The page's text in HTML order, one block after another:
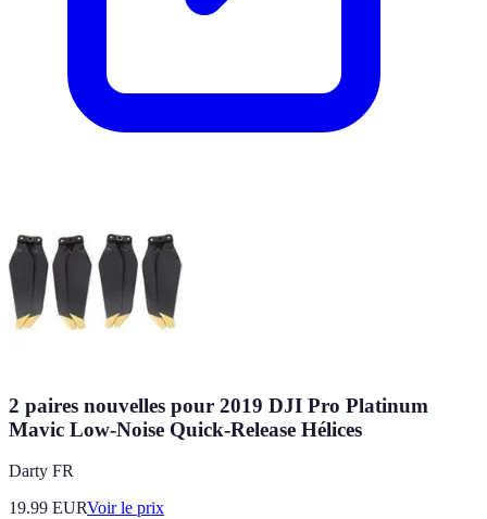
2 paires nouvelles pour 2019 DJI Pro Platinum
Mavic Low-Noise Quick-Release Hélices
Darty FR
19.99 EURVoir le prix